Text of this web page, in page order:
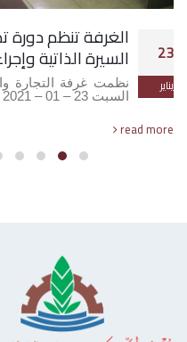
23
يناير
الغرفة تنظم دورة
السيرة الذاتية
نظمت غرفة التجارة
السبت 23 – 01 – 2021 دورة تدريبة بعنوان ” كيفية…
read more